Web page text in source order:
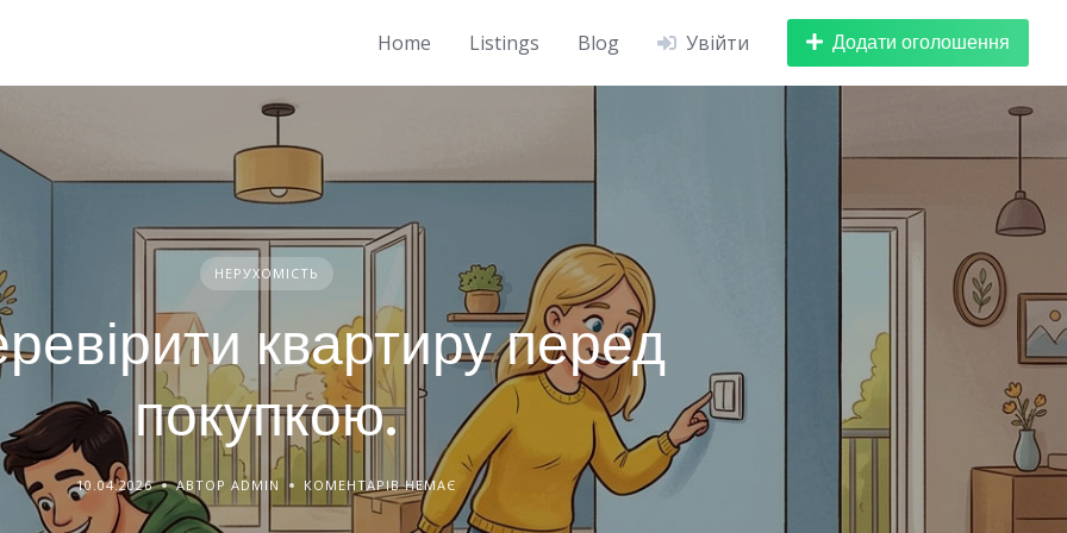
Home Listings Blog Увійти Додати оголошення
НЕРУХОМІСТЬ
квартиру перед
покупкою.
10.04.2026 АВТОР ADMIN КОМЕНТАРІВ НЕМАЄ